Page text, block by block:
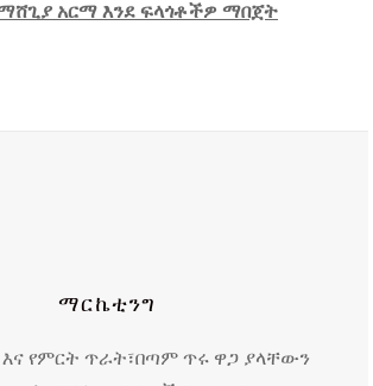
አርማ እንደ ፍላጎቶችዎ ማበጀት
ማርኬቲንግ
የምርት ጥራት፣በጣም ጥሩ ዋጋ ያላቸውን